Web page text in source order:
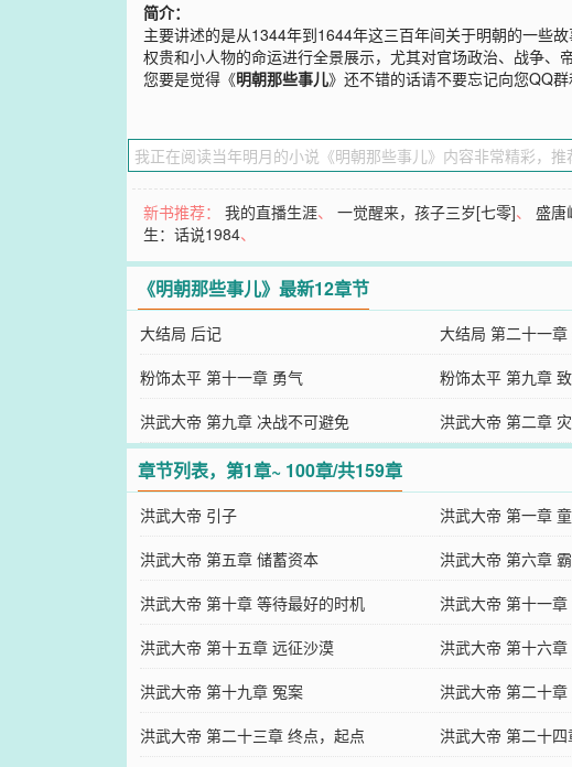
简介：
主要讲述的是从1344年到1644年这三百年间关于明朝的一些
权贵和小人物的命运进行全景展示，尤其对官场政治、战争、
您要是觉得《明朝那些事儿》还不错的话请不要忘记向您QQ群
新书推荐：我的直播生涯、一觉醒来，孩子三岁[七零]、盛唐
生：话说1984、
《明朝那些事儿》最新12章节
大结局 后记 大结局 第二十一章
粉饰太平 第十一章 勇气
粉饰太平 第九章
洪武大帝 第九章 决战不可避免
洪武大帝 第二章
章节列表，第1章~ 100章/共159章
洪武大帝 引子 洪武大帝 第一章
洪武大帝 第五章 储蓄资本
洪武大帝 第六章
洪武大帝 第十章 等待最好的时机
洪武大帝 第十一
洪武大帝 第十五章 远征沙漠
洪武大帝 第十六章
洪武大帝 第十九章 冤案
洪武大帝 第二十
洪武大帝 第二十三章 终点，起点
洪武大帝 第二十四